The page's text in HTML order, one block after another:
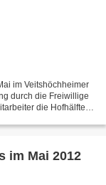
im Veitshöchheimer
durch die Freiwillige
die Hofhälfte
im Mai 2012